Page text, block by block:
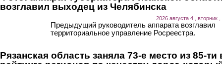
возглавил выходец из Челябинска
2026 августа 4 , вторник
Предыдущий руководитель аппарата возглавил
территориальное управление Росреестра.
Рязанская область заняла 73-е место из 85-ти